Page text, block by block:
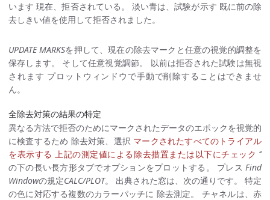
います 現在、拒否されている。 淡い青は、試験が示す 既に前の除
去しきい値を使用して拒否されました。
UPDATE MARKSを押して、現在の除去マークと任意の視覚的調整を
保存します。 そして任意視覚調節。 以前は拒否された試験は無視
されます プロットウィンドウで手動で削除することはできませ
ん。
全除去対策の結果の特定
異なる方法で拒否のためにマークされたデータのエポックを視覚的
に検査するため 除去対策、選択 マークされたすべてのトライアル
を表示する 上記の測定値による除去措置または以下にチェック ‘’
の下の長い長方形タブでオプションをプロットする。 プレス Find
Windowの規定CALC/PLOT。 出典された窓は、次の通りです。 特定
の色に対応する複数のカラーパッチに 除去測定。 チャネルは、赤